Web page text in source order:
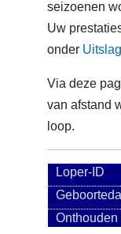
seizoenen
Uw
onder
Via deze
van afstand
loop.
Loper-ID
Onthouden